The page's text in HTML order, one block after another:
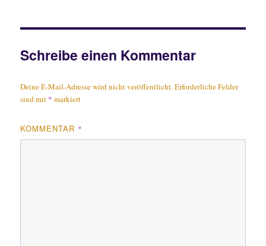
Schreibe einen Kommentar
Deine E-Mail-Adresse wird nicht veröffentlicht.Erforderliche Felder
sind mit * markiert
KOMMENTAR *